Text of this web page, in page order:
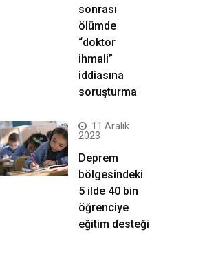
sonrası
ölümde
“doktor
ihmali”
iddiasına
soruşturma
11 Aralık
2023
Deprem
bölgesindeki
5 ilde 40 bin
öğrenciye
eğitim desteği